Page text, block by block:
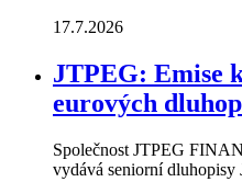
17.7.2026
JTPEG: Emise
eurových
Společnost JTPEG
vydává seniorní dluhopisy